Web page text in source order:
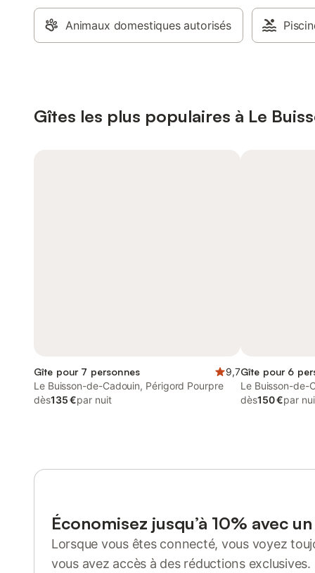
Animaux domestiques autorisés
Gîtes les plus populaires à Le
Gîte pour 7 personnes
9,7
Le Buisson-de-Cadouin, Périgord Pourpre
dès135 €par nuit
Gîte pour 6
Le Buisson-de-
dès150 €par
Économisez jusqu’à 10% avec
Lorsque vous êtes connecté, vous voyez
vous avez accès à des réductions exclusives.